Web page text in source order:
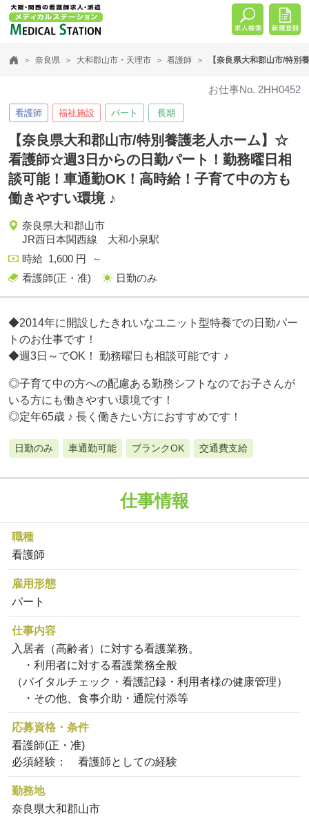
奈良県 大和郡山市・天理市 看護師 【奈良県大和郡山市/特
お仕事No. 2HH0452
看護師 福祉施設 パート 長期
【奈良県大和郡山市/特別養護老人ホーム】☆
看護師☆週3日からの日勤パート！勤務曜日相
談可能！車通勤OK！高時給！子育て中の方も
働きやすい環境 ♪
奈良県大和郡山市
JR西日本関西線 大和小泉駅
時給 1,600 円 ～
看護師(正・准)
日勤のみ
◆2014年に開設したきれいなユニット型特養での日勤パー
トのお仕事です！
◆週3日～でOK！ 勤務曜日も相談可能です ♪
◎子育て中の方への配慮ある勤務シフトなのでお子さんが
いる方にも働きやすい環境です！
◎定年65歳 ♪ 長く働きたい方におすすめです！
日勤のみ 車通勤可能 ブランクOK 交通費支給
仕事情報
職種
看護師
雇用形態
パート
仕事内容
入居者（高齢者）に対する看護業務。
・利用者に対する看護業務全般
（バイタルチェック・看護記録・利用者様の健康管理）
・その他、食事介助・通院付添等
応募資格・条件
看護師(正・准)
必須経験： 看護師としての経験
勤務地
奈良県大和郡山市